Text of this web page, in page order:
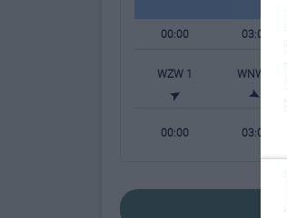
00:00 03:00
WZW 1 WNW 1
00:00 03:00